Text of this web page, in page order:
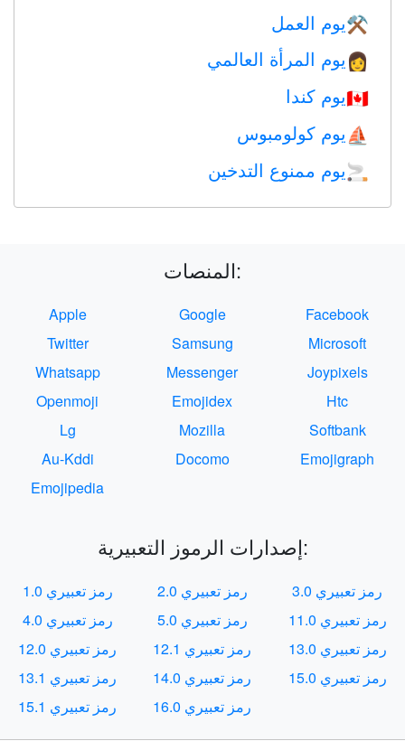
⚒️يوم العمل
👩 يوم المرأة العالمي
🇨🇦يوم كندا
⛵️ يوم كولومبوس
🚬يوم ممنوع التدخين
المنصات:
Apple Google
Facebook
Twitter
Samsung
Microsoft
Whatsapp
Messenger
Joypixels
Openmoji
Emojidex
Htc
Lg
Mozilla
Softbank
Au-Kddi
Docomo
Emojigraph
Emojipedia
إصدارات الرموز التعبيرية:
رمز تعبيري 1.0 رمز تعبيري 2.0
رمز تعبيري 3.0
رمز تعبيري 4.0
رمز تعبيري 5.0
رمز تعبيري 11.0
رمز تعبيري 12.0
رمز تعبيري 12.1
رمز تعبيري 13.0
رمز تعبيري 13.1
رمز تعبيري 14.0
رمز تعبيري 15.0
رمز تعبيري 15.1
رمز تعبيري 16.0